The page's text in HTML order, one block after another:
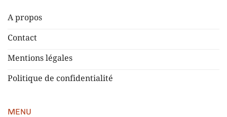
A propos
Contact
Mentions légales
Politique de confidentialité
MENU